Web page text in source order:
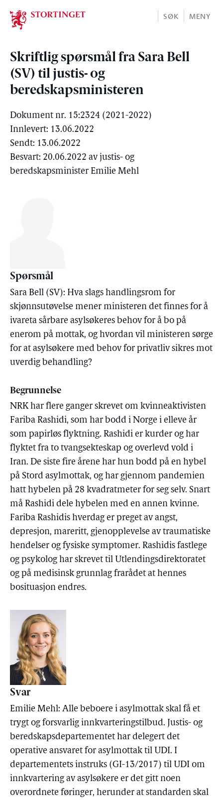
Stortinget.no
SØK MENY
Skriftlig spørsmål fra Sara Bell
(SV) til justis- og
beredskapsministeren
Dokument nr. 15:2324 (2021-2022)
Innlevert: 13.06.2022
Sendt: 13.06.2022
Besvart: 20.06.2022 av justis- og
beredskapsminister Emilie Mehl
Spørsmål
Sara Bell (SV): Hva slags handlingsrom for
skjønnsutøvelse mener ministeren det finnes for å
ivareta sårbare asylsøkeres behov for å bo på
enerom på mottak, og hvordan vil ministeren sørge
for at asylsøkere med behov for privatliv sikres mot
uverdig behandling?
Begrunnelse
NRK har flere ganger skrevet om kvinneaktivisten
Fariba Rashidi, som har bodd i Norge i elleve år
som papirløs flyktning. Rashidi er kurder og har
flyktet fra to tvangsekteskap og overlevd vold i
Iran. De siste fire årene har hun bodd på en hybel
på Stord asylmottak, og har gjennom pandemien
hatt hybelen på 28 kvadratmeter for seg selv. Snart
må Rashidi dele hybelen med en annen kvinne.
Fariba Rashidis hverdag er preget av angst,
depresjon, mareritt, gjenopplevelse av traumatiske
hendelser og fysiske symptomer. Rashidis fastlege
og psykolog har skrevet til Utlendingsdirektoratet
og på medisinsk grunnlag frarådet at hennes
bosituasjon endres.
Svar
Emilie Mehl: Alle beboere i asylmottak skal få et
trygt og forsvarlig innkvarteringstilbud. Justis- og
beredskapsdepartementet har delegert det
operative ansvaret for asylmottak til UDI. I
departementets instruks (GI-13/2017) til UDI om
innkvartering av asylsøkere er det gitt noen
overordnete føringer, herunder at standarden skal